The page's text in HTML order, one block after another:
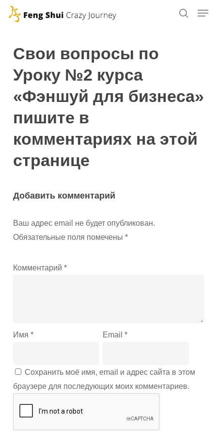
Skip
contentСвои вопросы по
Уроку №2 курса
«Фэншуй для бизнеса»
пишите в
комментариях на этой
странице
Добавить комментарий
Ваш адрес email не будет опубликован.
Обязательные поля помечены *
Комментарий *
Имя * Email*
Сохранить моё имя, email и адрес сайта в этом
браузере для последующих моих комментариев.